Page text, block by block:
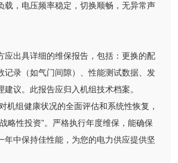
载，电压频率稳定，切换顺畅，无异常声
应出具详细的维保报告，包括：更换的配
记录（如气门间隙）、性能测试数据、发
议。此报告应归入机组技术档案。
机组健康状况的全面评估和系统性恢复，
略性投资”。严格执行年度维保，能确保
年中保持佳性能，为您的电力供应提供坚